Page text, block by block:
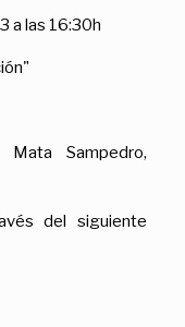
a las 16:30h
Sampedro,
del siguiente